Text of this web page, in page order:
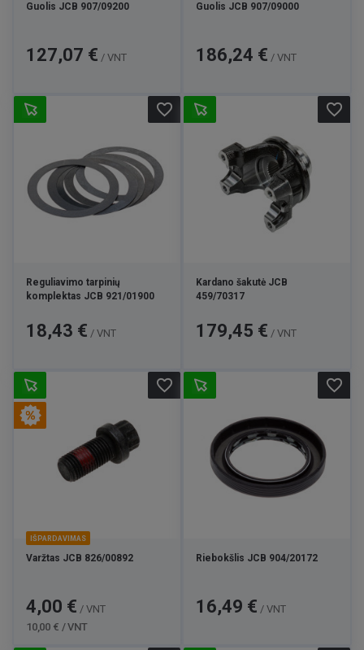
Guolis JCB 907/09200
Kaina
127,07 € / VNT
Guolis JCB 907/09000
Kaina
186,24 € / VNT
Reguliavimo tarpinių
komplektas JCB 921/01900
Kaina
18,43 € / VNT
favorite_border
Kardano šakutė JCB
459/70317
Kaina
179,45 € / VNT
favorite_border
IŠPARDAVIMAS
Varžtas JCB 826/00892
Kaina
4,00 € / VNT
10,00 € / VNT
favorite_border
Riebokšlis JCB 904/20172
Kaina
16,49 € / VNT
favorite_border